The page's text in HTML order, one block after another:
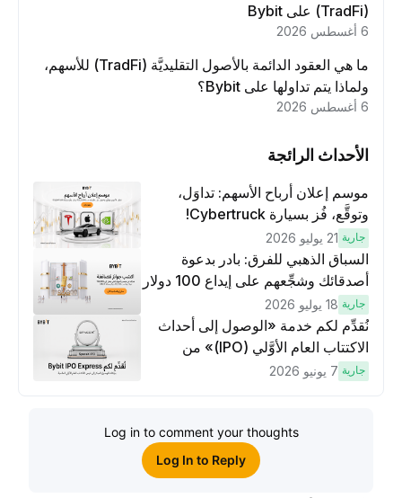
ما هي العقود الدائمة بالأصول التقليديَّة (TradFi) للأسهم،
ولماذا يتم تداولها على Bybit؟
الأحداث الرائجة
موسم إعلان أرباح الأسهم: تداوَل،
وتوقَّع، فُز بسيارة Cybertruck!
جارية 21 يوليو 2026
السباق الذهبي للفرق: بادر بدعوة
أصدقائك وشجِّعهم على إيداع 100 دولار
لكسَب مكافآت مُضاعَفة
جارية 18 يوليو 2026
نُقدِّم لكم خدمة «الوصول إلى أحداث
الاكتتاب العام الأوَّلي (IPO)» من
Bybit، بوابتك للوصول المبكر إلى فرص
جارية 7 يونيو 2026
Log in to comment your thoughts
Log In to Reply